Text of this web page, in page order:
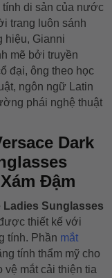
di sản của nước
trang luôn sánh
hiệu, Gianni
mẽ bởi truyền
đại, ông theo học
ngôn ngữ Latin
phái nghệ thuật
Dark
Đậm
Ladies Sunglasses
thiết kế với
tính. Phần mắt
tính thẩm mỹ cho
vệ mắt cải thiện tia